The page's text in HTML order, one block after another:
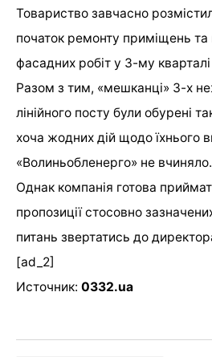
Товариство завчасно
початок ремонту приміщень
фасадних робіт у 3-му
Разом з тим, «мешканці» 3-х
лінійного посту були обурені
хоча жодних дій щодо їхнього
«Волиньобленерго» не вчиняло.
Однак компанія готова
пропозиції стосовно
питань звертатись до
[ad_2]
Источник: 0332.ua